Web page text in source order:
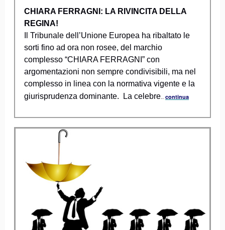
CHIARA FERRAGNI: LA RIVINCITA DELLA
REGINA!
Il Tribunale dell’Unione Europea ha ribaltato le
sorti fino ad ora non rosee, del marchio
complesso “CHIARA FERRAGNI” con
argomentazioni non sempre condivisibili, ma nel
complesso in linea con la normativa vigente e la
giurisprudenza dominante. La celebre.. continua